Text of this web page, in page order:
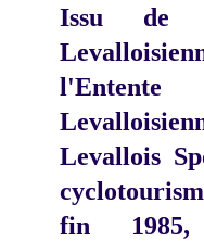
Issu de
Levallois
fin 1985,